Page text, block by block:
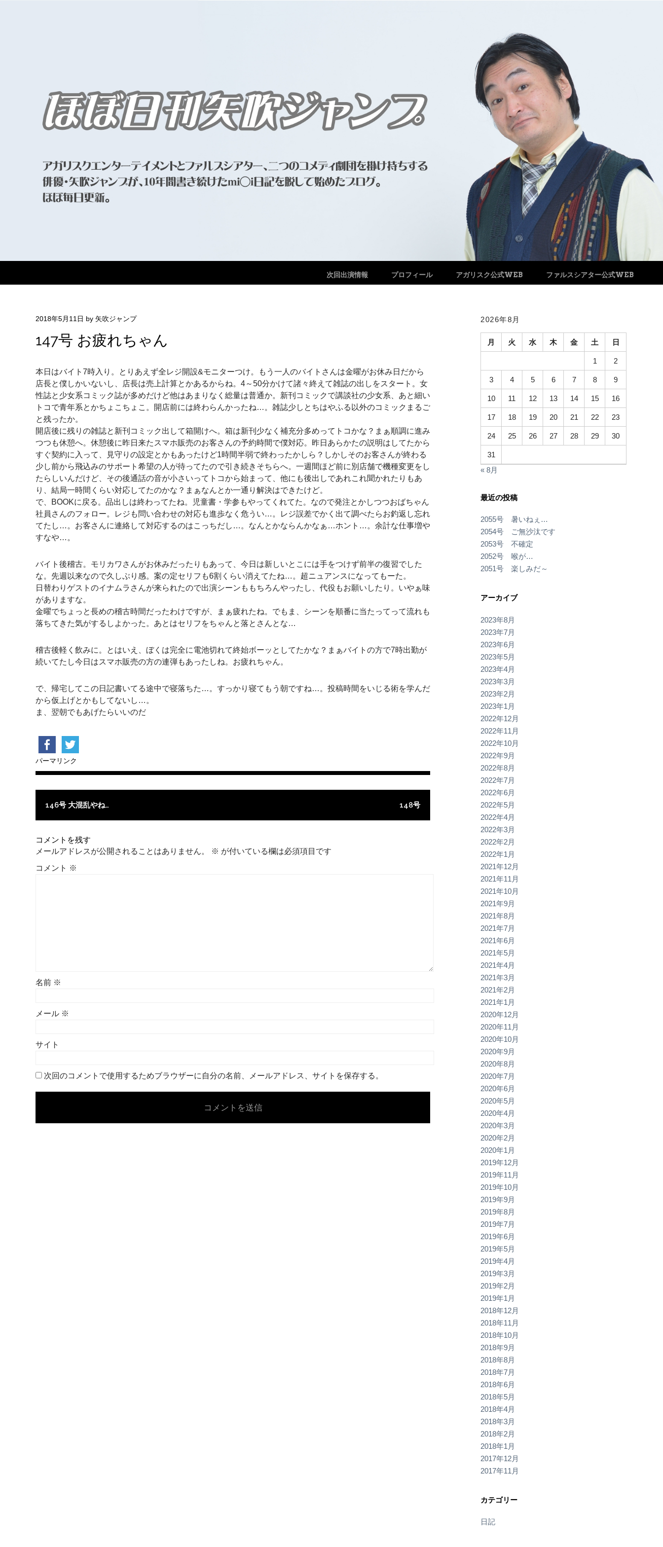
メニュー
コンテンツへスキップ
次回出演情報 プロフィール アガリスク公式WEB ファルスシアター公式WEB
2018年5月11日 by 矢吹ジャンプ
147号 お疲れちゃん
本日はバイト7時入り。とりあえず全レジ開設&モニターつけ。もう一人のバイトさんは金曜がお休み日だから
店長と僕しかいないし、店長は売上計算とかあるからね。4～50分かけて諸々終えて雑誌の出しをスタート。女
性誌と少女系コミック誌が多めだけど他はあまりなく総量は普通か。新刊コミックで講談社の少女系、あと細い
トコで青年系とかちょこちょこ。開店前には終わらんかったね…。雑誌少しとちはやふる以外のコミックまるご
と残ったか。
開店後に残りの雑誌と新刊コミック出して箱開けへ。箱は新刊少なく補充分多めってトコかな？まぁ順調に進み
つつも休憩へ。休憩後に昨日来たスマホ販売のお客さんの予約時間で僕対応。昨日あらかたの説明はしてたから
すぐ契約に入って、見守りの設定とかもあったけど1時間半弱で終わったかしら？しかしそのお客さんが終わる
少し前から飛込みのサポート希望の人が待ってたので引き続きそちらへ。一週間ほど前に別店舗で機種変更をし
たらしいんだけど、その後通話の音が小さいってトコから始まって、他にも後出しであれこれ聞かれたりもあ
り、結局一時間くらい対応してたのかな？まぁなんとか一通り解決はできたけど。
で、BOOKに戻る。品出しは終わってたね。児童書・学参もやってくれてた。なので発注とかしつつおばちゃん
社員さんのフォロー。レジも問い合わせの対応も進歩なく危うい…。レジ誤差でかく出て調べたらお釣返し忘れ
てたし…。お客さんに連絡して対応するのはこっちだし…。なんとかならんかなぁ…ホント…。余計な仕事増や
すなや…。
バイト後稽古。モリカワさんがお休みだったりもあって、今日は新しいとこには手をつけず前半の復習でした
な。先週以来なので久しぶり感。案の定セリフも6割くらい消えてたね…。超ニュアンスになってもーた。
日替わりゲストのイナムラさんが来られたので出演シーンももちろんやったし、代役もお願いしたり。いやぁ味
がありますな。
金曜でちょっと長めの稽古時間だったわけですが、まぁ疲れたね。でもま、シーンを順番に当たってって流れも
落ちてきた気がするしよかった。あとはセリフをちゃんと落とさんとな…
稽古後軽く飲みに。とはいえ、ぼくは完全に電池切れて終始ボーッとしてたかな？まぁバイトの方で7時出勤が
続いてたし今日はスマホ販売の方の連弾もあったしね。お疲れちゃん。
で、帰宅してこの日記書いてる途中で寝落ちた…。すっかり寝てもう朝ですね…。投稿時間をいじる術を学んだ
から仮上げとかもしてないし…。
ま、翌朝でもあげたらいいのだ
パーマリンク
投稿ナビゲーション
146号 大混乱やね… 148号
コメントを残す
メールアドレスが公開されることはありません。 ※ が付いている欄は必須項目です
コメント ※
名前 ※
メール ※
サイト
次回のコメントで使用するためブラウザーに自分の名前、メールアドレス、サイトを保存する。
2026年8月
月 火 水 木 金 土 日
1 2
3 4 5 6 7 8 9
10 11 12 13 14 15 16
17 18 19 20 21 22 23
24 25 26 27 28 29 30
31
« 8月
最近の投稿
2055号 暑いねぇ…
2054号 ご無沙汰です
2053号 不確定
2052号 喉が…
2051号 楽しみだ～
アーカイブ
2023年8月
2023年7月
2023年6月
2023年5月
2023年4月
2023年3月
2023年2月
2023年1月
2022年12月
2022年11月
2022年10月
2022年9月
2022年8月
2022年7月
2022年6月
2022年5月
2022年4月
2022年3月
2022年2月
2022年1月
2021年12月
2021年11月
2021年10月
2021年9月
2021年8月
2021年7月
2021年6月
2021年5月
2021年4月
2021年3月
2021年2月
2021年1月
2020年12月
2020年11月
2020年10月
2020年9月
2020年8月
2020年7月
2020年6月
2020年5月
2020年4月
2020年3月
2020年2月
2020年1月
2019年12月
2019年11月
2019年10月
2019年9月
2019年8月
2019年7月
2019年6月
2019年5月
2019年4月
2019年3月
2019年2月
2019年1月
2018年12月
2018年11月
2018年10月
2018年9月
2018年8月
2018年7月
2018年6月
2018年5月
2018年4月
2018年3月
2018年2月
2018年1月
2017年12月
2017年11月
カテゴリー
日記